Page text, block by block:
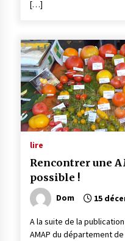
[…]
lire
Rencontrer une
possible !
Dom 15
A la suite de la
AMAP du département